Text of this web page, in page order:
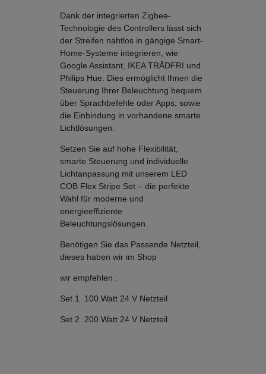
Dank der integrierten Zigbee-
Technologie des Controllers lässt sich
der Streifen nahtlos in gängige Smart-
Home-Systeme integrieren, wie
Google Assistant, IKEA TRÅDFRI und
Philips Hue. Dies ermöglicht Ihnen die
Steuerung Ihrer Beleuchtung bequem
über Sprachbefehle oder Apps, sowie
die Einbindung in vorhandene smarte
Lichtlösungen.
Setzen Sie auf hohe Flexibilität,
smarte Steuerung und individuelle
Lichtanpassung mit unserem LED
COB Flex Stripe Set – die perfekte
Wahl für moderne und
energieeffiziente
Beleuchtungslösungen.
Benötigen Sie das Passende Netzteil,
dieses haben wir im Shop
wir empfehlen :
Set 1 100 Watt 24 V Netzteil
Set 2 200 Watt 24 V Netzteil